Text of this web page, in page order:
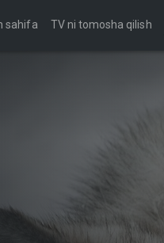
sahifa TV ni tomosha qilish